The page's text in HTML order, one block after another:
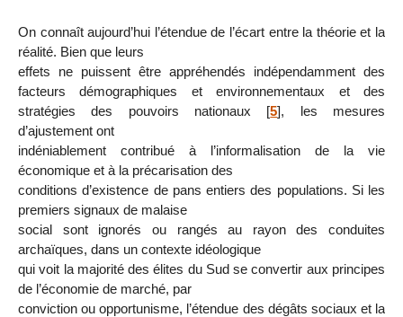
On connaît aujourd’hui l’étendue de l’écart entre la théorie et la
réalité. Bien que leurs
effets ne puissent être appréhendés indépendamment des
facteurs démographiques et environnementaux et des
stratégies des pouvoirs nationaux [5], les mesures
d’ajustement ont
indéniablement contribué à l’informalisation de la vie
économique et à la précarisation des
conditions d’existence de pans entiers des populations. Si les
premiers signaux de malaise
social sont ignorés ou rangés au rayon des conduites
archaïques, dans un contexte idéologique
qui voit la majorité des élites du Sud se convertir aux principes
de l’économie de marché, par
conviction ou opportunisme, l’étendue des dégâts sociaux et la